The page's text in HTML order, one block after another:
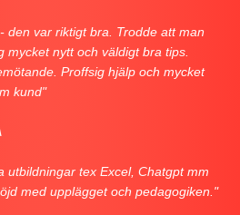
den var riktigt bra. Trodde att man
mycket nytt och väldigt bra tips.
Proffsig hjälp och mycket
kund"
utbildningar tex Excel, Chatgpt mm
med upplägget och pedagogiken."